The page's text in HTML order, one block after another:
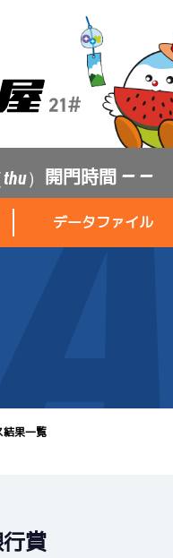
） 開門時間 — —
データファイル
結果一覧
賞